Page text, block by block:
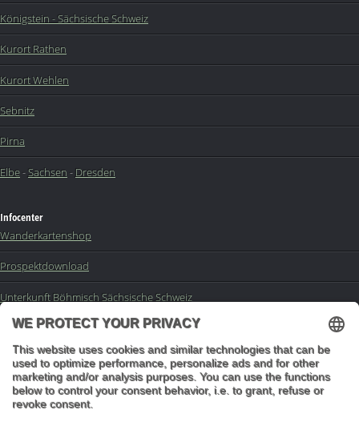
Königstein - Sächsische Schweiz
Kurort Rathen
Kurort Wehlen
Sebnitz
Pirna
Elbe-Sachsen - Dresden
Infocenter
Wanderkartenshop
Prospektdownload
Unterkunft Böhmisch Sächsische Schweiz
Veranstaltungskalender
Kontakt
Impressum